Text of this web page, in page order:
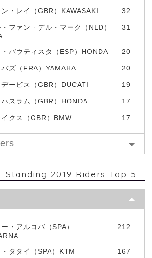
・レイ（GBR）KAWASAKI 32
ファン・デル・マーク（NLD）
31
・バウティスタ（ESP）HONDA 20
バズ（FRA）YAMAHA 20
ービス（GBR）DUCATI 19
ハスラム（GBR）HONDA 17
イクス（GBR）BMW 17
Standing 2019 Riders Top 5
・アルコバ（SPA）
212
タタイ（SPA）KTM 167